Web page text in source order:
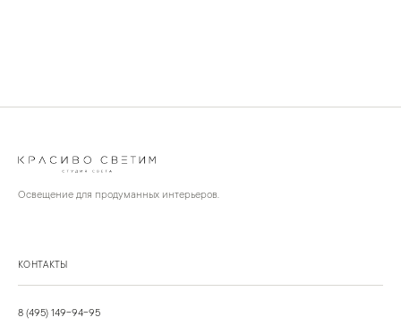
Освещение для продуманных интерьеров.
КОНТАКТЫ
8 (495) 149-94-95